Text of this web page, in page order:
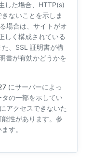
した場合、HTTP(s)
ないことを示しま
場合は、サイトがオ
しく構成されている
、SSL 証明書が構
書が有効かどうかを
にサーバーによっ
の一部を示してい
アクセスできないた
性があります。参
す。